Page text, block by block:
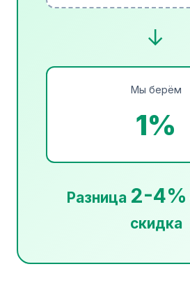
→
Мы берём
1%
Разница 2-4%
скидка